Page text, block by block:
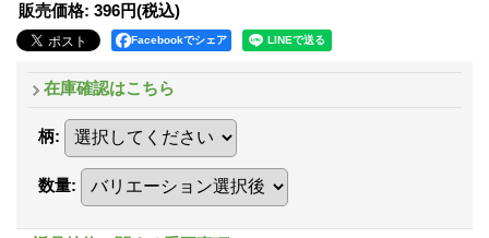
販売価格: 396円(税込)
Facebookでシェア
在庫確認はこちら
柄:
数量: